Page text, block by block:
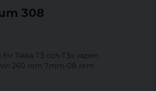
308
Tikka T3 och T3x vapen.
260 rem 7mm-08 rem